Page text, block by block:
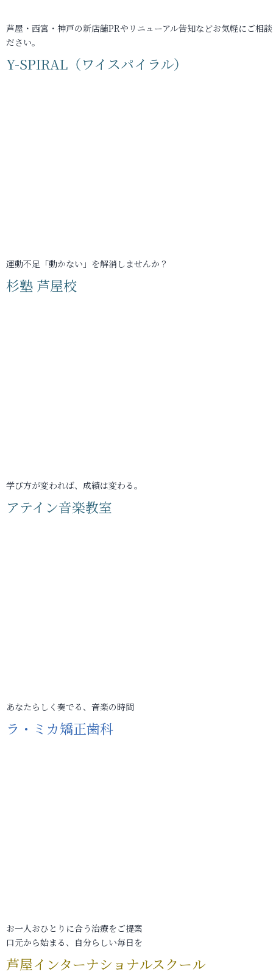
芦屋・西宮・神戸の新店舗PRやリニューアル告知などお気軽にご相
ださい。
Y-SPIRAL（ワイスパイラル）
運動不足「動かない」を解消しませんか？
杉塾 芦屋校
学び方が変われば、成績は変わる。
アテイン音楽教室
あなたらしく奏でる、音楽の時間
ラ・ミカ矯正歯科
お一人おひとりに合う治療をご提案
口元から始まる、自分らしい毎日を
芦屋インターナショナルスクール